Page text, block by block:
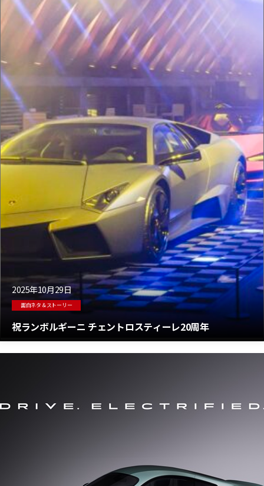
2025年10月29日
面白ネタ＆ストーリー
祝ランボルギーニ チェントロスティーレ20周年